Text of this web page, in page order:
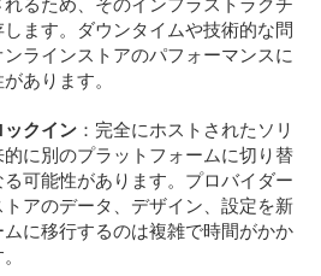
るため、そのインフラストラクチ
ます。ダウンタイムや技術的な問
ラインストアのパフォーマンスに
あります。
ックイン ：完全にホストされたソリ
的に別のプラットフォームに切り替
可能性があります。プロバイダー
アのデータ、デザイン、設定を新
ムに移行するのは複雑で時間がかか